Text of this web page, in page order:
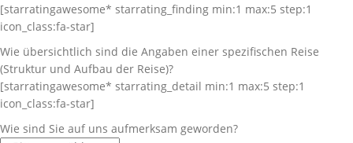
[starratingawesome* starrating_finding min:1 max:5 step:1
icon_class:fa-star]
Wie übersichtlich sind die Angaben einer spezifischen Reise
(Struktur und Aufbau der Reise)?
[starratingawesome* starrating_detail min:1 max:5 step:1
icon_class:fa-star]
Wie sind Sie auf uns aufmerksam geworden?